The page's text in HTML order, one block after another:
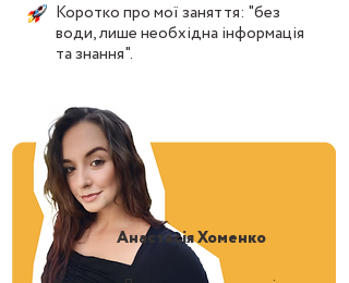
Коротко про мої заняття: "без
води, лише необхідна інформація
та знання".
Анастасія Хоменко